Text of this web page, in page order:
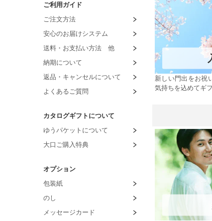
～10,000円
～20,000円
～50,000円
～100,000円
100,001円～
～4,000円
～5,000円
～6,000円
～7,000円
～8,000円
8,001円～
～2,000円
～3,000円
～4,000円
～5,000円
～6,000円
～7,000円
8,001円～
～1,500円
～2,000円
～3,000円
～4,000円
～5,000円
～6,000円
～7,000円
ご利用ガイド
ご注文方法
安心のお届けシステム
送料・お支払い方法 他
納期について
返品・キャンセルについて
よくあるご質問
カタログギフトについて
ゆうパケットについて
大口ご購入特典
オプション
包装紙
のし
メッセージカード
新しい門出をお祝
気持ちを込めてギ